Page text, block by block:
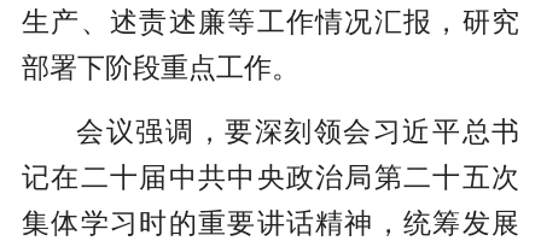
生产、述责述廉等工作情况汇报，研究
部署下阶段重点工作。
会议强调，要深刻领会习近平总书
记在二十届中共中央政治局第二十五次
集体学习时的重要讲话精神，统筹发展